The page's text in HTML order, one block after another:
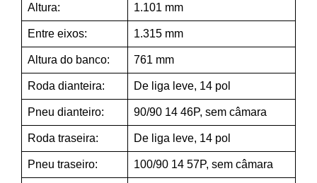
Altura: 1.101 mm
Entre eixos: 1.315 mm
Altura do banco: 761 mm
Roda dianteira: De liga leve, 14 pol
Pneu dianteiro: 90/90 14 46P, sem câmara
Roda traseira: De liga leve, 14 pol
Pneu traseiro: 100/90 14 57P, sem câmara